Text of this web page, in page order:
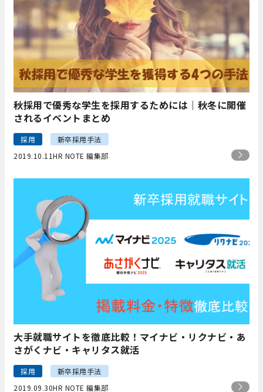
秋採用で優秀な学生を採用するためには｜秋冬に開催
されるイベントまとめ
採用
新卒採用手法
2019.10.11HR NOTE 編集部
大手就職サイトを徹底比較！マイナビ・リクナビ・あ
さがくナビ・キャリタス就活
採用
新卒採用手法
2019.09.30HR NOTE 編集部